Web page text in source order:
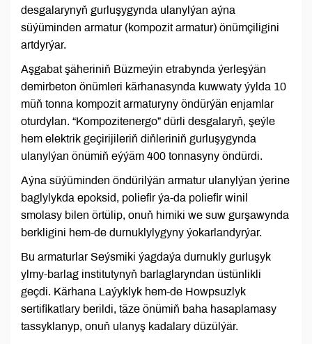
desgalarynyň gurluşygynda ulanylýan aýna
süýüminden armatur (kompozit armatur) önümçiligini
artdyrýar.
Aşgabat şäheriniň Büzmeýin etrabynda ýerleşýän
demirbeton önümleri kärhanasynda kuwwaty ýylda 10
müň tonna kompozit armaturyny öndürýän enjamlar
oturdylan. “Kompozitenergo” dürli desgalaryň, şeýle
hem elektrik geçirijileriň diňleriniň gurluşygynda
ulanylýan önümiň eýýäm 400 tonnasyny öndürdi.
Aýna süýüminden öndürilýän armatur ulanylýan ýerine
baglylykda epoksid, poliefir ýa-da poliefir winil
smolasy bilen örtülip, onuň himiki we suw gurşawynda
berkligini hem-de durnuklylygyny ýokarlandyrýar.
Bu armaturlar Seýsmiki ýagdaýa durnukly gurluşyk
ylmy-barlag institutynyň barlaglaryndan üstünlikli
geçdi. Kärhana Laýyklyk hem-de Howpsuzlyk
sertifikatlary berildi, täze önümiň baha hasaplamasy
tassyklanyp, onuň ulanyş kadalary düzülýär.